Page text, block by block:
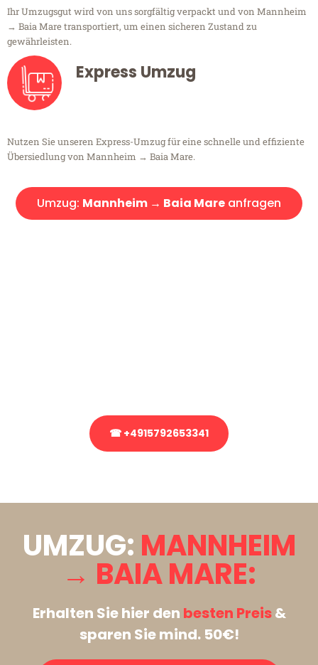
Ihr Umzugsgut wird von uns sorgfältig verpackt und von Mannheim
→ Baia Mare transportiert, um einen sicheren Zustand zu
gewährleisten.
Express Umzug
Nutzen Sie unseren Express-Umzug für eine schnelle und effiziente
Übersiedlung von Mannheim → Baia Mare.
Umzug: Mannheim → Baia Mare anfragen
☎ +4915792653341
UMZUG: MANNHEIM
→ BAIA MARE:
Erhalten Sie hier den besten Preis&
sparen Sie mind. 50€!